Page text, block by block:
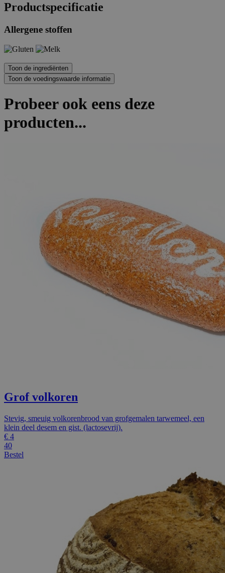
Productspecificatie
Allergene stoffen
Probeer ook eens deze
producten...
Grof volkoren
Stevig, smeuig volkorenbrood van grofgemalen tarwemeel, een
klein deel desem en gist. (lactosevrij).
€ 4
40
Bestel